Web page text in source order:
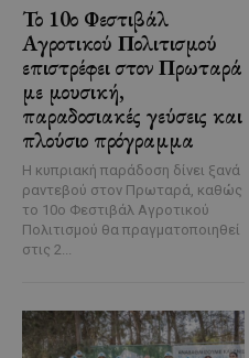
Το 10ο Φεστιβάλ
Αγροτικού Πολιτισμού
επιστρέφει στον Πρωταρά
με μουσική,
παραδοσιακές γεύσεις και
πλούσιο πρόγραμμα
Η κυπριακή παράδοση δίνει ξανά
ραντεβού στον Πρωταρά, καθώς
το 10ο Φεστιβάλ Αγροτικού
Πολιτισμού θα πραγματοποιηθεί
στις 2...